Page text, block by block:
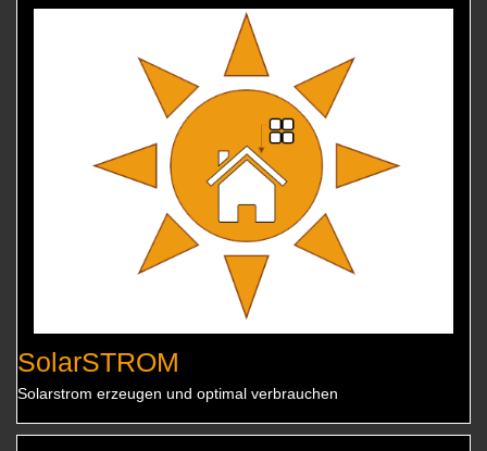
SolarSTROM
Solarstrom erzeugen und optimal verbrauchen